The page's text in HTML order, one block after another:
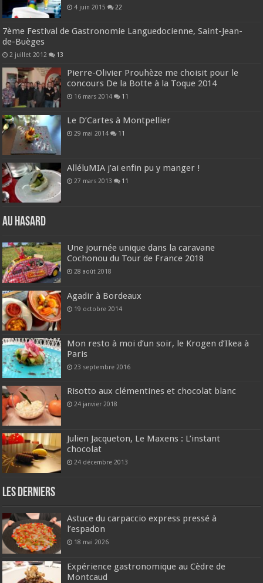
4 juin 2015 22
7ème Festival de Gastronomie Languedocienne, Saint-Jean-
de-Buèges
2 juillet 2012 13
Pierre-Olivier Prouhèze me choisit pour le
concours De la Botte à la Toque 2014
16 mars 2014 11
Le D’Cartes à Montpellier
29 mai 2014 11
AlléluMIA j’ai enfin pu y manger !
27 mars 2013 11
Au hasard
Une journée unique dans la caravane
Cochonou du Tour de France 2018
28 août 2018
Agadir à Bordeaux
19 octobre 2014
Mon resto à moi d’un soir, le Krogen d’Ikea à
Paris
23 septembre 2016
Risotto aux clémentines et chocolat blanc
24 janvier 2018
Julien Jacqueton, Le Maxens : L’instant
chocolat
24 décembre 2013
Les derniers
Astuce du carpaccio express pressé à
l’espadon
18 mai 2026
Expérience gastronomique au Cèdre de
Montcaud